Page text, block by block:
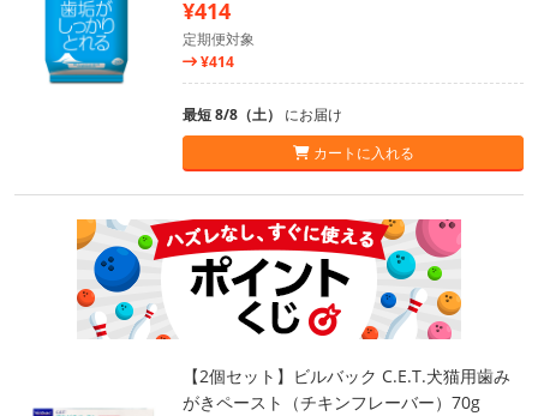
¥414
定期便対象
¥414
最短 8/8（土） にお届け
カートに入れる
【2個セット】ビルバック C.E.T.犬猫用歯み
がきペースト（チキンフレーバー）70g